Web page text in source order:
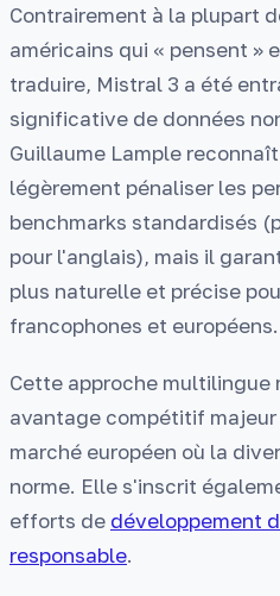
Contrairement à la plupart
américains qui « pensent »
traduire, Mistral 3 a été
significative de données
Guillaume Lample
légèrement pénaliser les
benchmarks standardisés
pour l'anglais), mais il
plus naturelle et précise
francophones et européens.
Cette approche multilingue
avantage compétitif
marché européen où la
norme. Elle s'inscrit
efforts de développement
responsable.